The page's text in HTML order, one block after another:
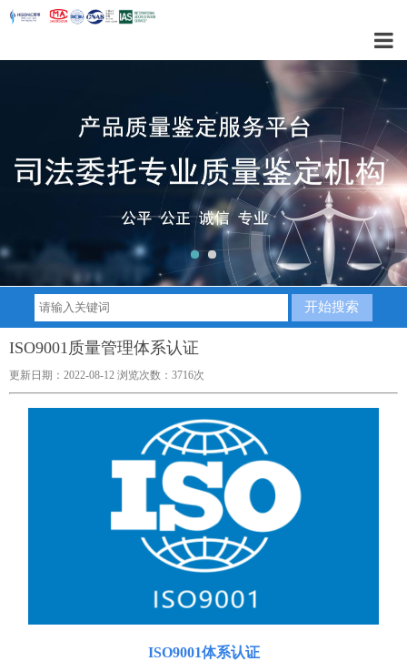
ISO9001质量管理体系认证
更新日期：2022-08-12 浏览次数：3716次
ISO9001体系认证